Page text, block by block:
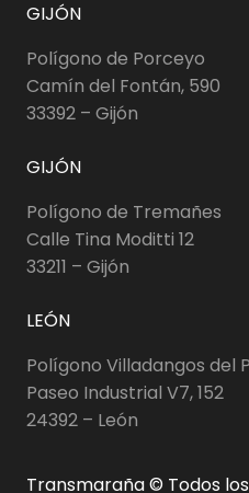
GIJÓN
Polígono de Porceyo
Camín del Fontán, 590
33392 – Gijón
GIJÓN
Polígono de Tremañes
Calle Tina Moditti 12
33211 – Gijón
LEÓN
Polígono Villadangos del
Paseo Industrial V7, 152
24392 – León
Transmaraña © Todos